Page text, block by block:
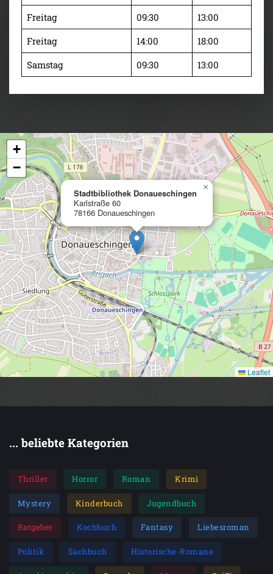
Freitag
09:30
13:00
Freitag
14:00
18:00
Samstag
09:30 13:00
Stadtbibliothek Donaueschingen
Karlstraße 60
78166 Donaueschingen
×
+
−
Leaflet
... beliebte Kategorien
Thriller Horror Roman Krimi
Mystery Kinderbuch Jugendbuch
Ratgeber Kochbuch Fantasy Liebesroman
Politik Sachbuch Historische-Romane